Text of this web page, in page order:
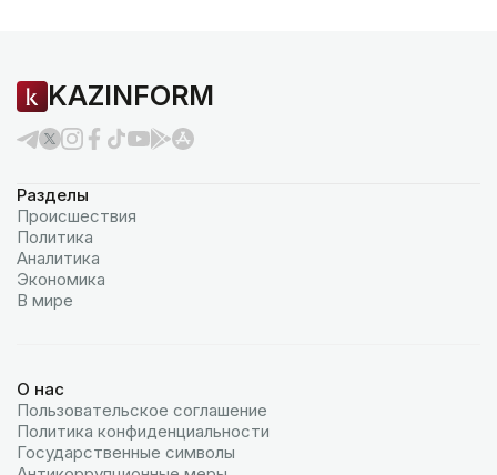
KAZINFORM
Разделы
Происшествия
Политика
Аналитика
Экономика
В мире
О нас
Пользовательское соглашение
Политика конфиденциальности
Государственные символы